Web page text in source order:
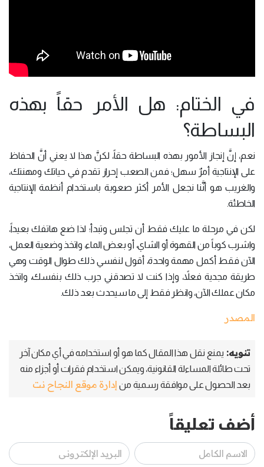
في الختام: هل الأمر حقاً بهذه
البساطة؟
نعم، إنَّ إنجاز الأمور بهذه البساطة حقاً، لكنَّ هذا لا يعني أنَّ الحفاظ
على الإنتاجية أمرٌ سهل؛ فمن الصعب إحراز تقدم في حياتك ومهنتك،
والغريب هو أنَّنا نجعل الأمر أكثر صعوبة باستخدام أنظمة الإنتاجية
الخاطئة.
لكن في مرحلة ما عليك فقط أن تجلس وتبدأ؛ لذا ضع هاتفك بعيداً،
واشرب كوباً من القهوة أو الشاي، أو بعض الماء، واتخذ وضعية العمل،
الآن فقط أكمل مهمة واحدة، أقول لنفسي ذلك طوال الوقت وهي
طريقة مجدية فعلاً، وإذا كنت لا تصدقني جرب ذلك بنفسك، واتخذ
مكان عملك الآن، وانظر فقط إلى ما سيحدث بعد ذلك.
المصدر
تنويه: يمنع نقل هذا المقال كما هو أو استخدامه في أي مكان آخر
تحت طائلة المساءلة القانونية، ويمكن استخدام فقرات أو أجزاء منه
بعد الحصول على موافقة رسمية من إدارة موقع النجاح نت
أضف تعليقاً